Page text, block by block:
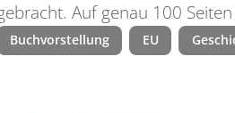
Auf genau 100
Buchvorstellung EU